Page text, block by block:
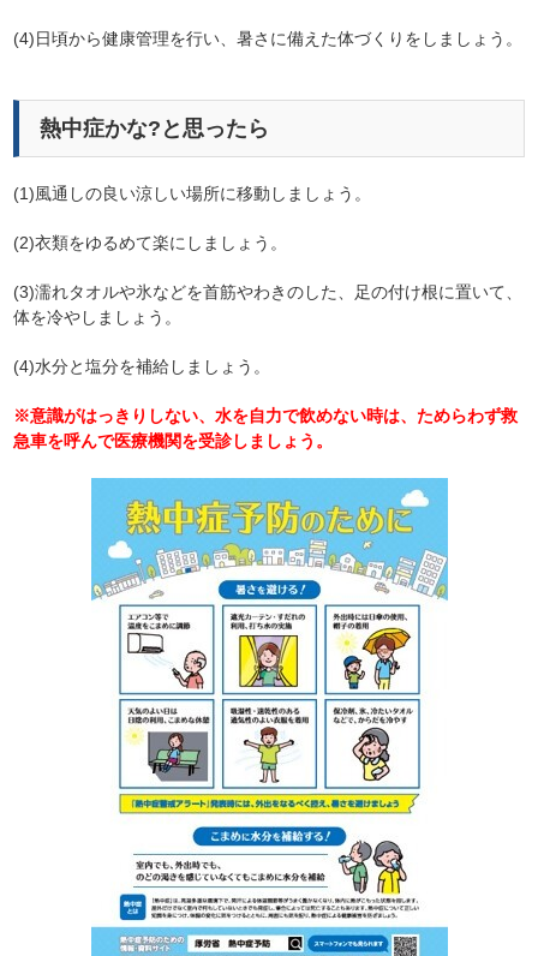
(4)日頃から健康管理を行い、暑さに備えた体づくりをしましょう。
熱中症かな?と思ったら
(1)風通しの良い涼しい場所に移動しましょう。
(2)衣類をゆるめて楽にしましょう。
(3)濡れタオルや氷などを首筋やわきのした、足の付け根に置いて、
体を冷やしましょう。
(4)水分と塩分を補給しましょう。
※意識がはっきりしない、水を自力で飲めない時は、ためらわず救
急車を呼んで医療機関を受診しましょう。